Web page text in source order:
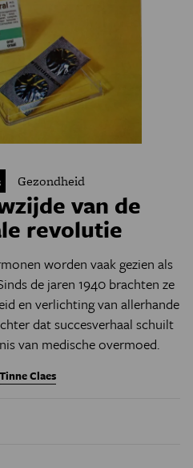
Gezondheid
van de
revolutie
worden vaak gezien als
de jaren 1940 brachten ze
en verlichting van allerhande
dat succesverhaal schuilt
van medische overmoed.
Tinne Claes